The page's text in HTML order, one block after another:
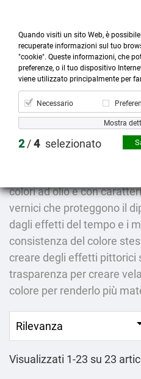

Prodotti

Account
Ausiliari
colori ad olio e con
vernici che proteggono il
dagli effetti del tempo e i
consistenza del colore
creare degli effetti pittorici
trasparenza per creare
colore per renderlo più
Rilevanza
Visualizzati 1-23 su 23
Quando visiti un sito Web, è
recuperate informazioni sul tuo
"cookie". Queste informazioni, che
preferenze, o il tuo dispositivo
viene utilizzato principalmente per
Necessario
Mostra
2/4 selezionato